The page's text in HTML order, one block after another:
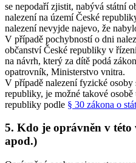
se nepodaří zjistit, nabývá státní
nalezení na území České
nalezení nevyjde najevo, že
V případě pochybností o dni
občanství České republiky v
na návrh, který za dítě podá
opatrovník, Ministerstvo vnitra.
V případě nalezení fyzické osoby
republiky, je možné takové
republiky podle § 30 zákona o
5. Kdo je oprávněn v této
apod.)